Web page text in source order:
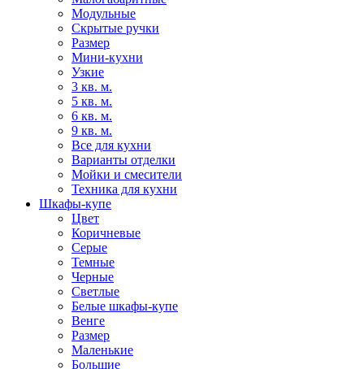
Модульные
Скрытые ручки
Размер
Мини-кухни
Узкие
3 кв. м.
5 кв. м.
6 кв. м.
9 кв. м.
Все для кухни
Варианты отделки
Мойки и смесители
Техника для кухни
Шкафы-купе
Цвет
Коричневые
Серые
Темные
Черные
Светлые
Белые шкафы-купе
Венге
Размер
Маленькие
Большие